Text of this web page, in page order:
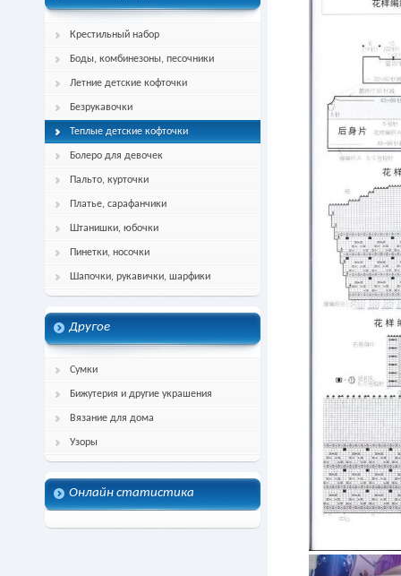
Крестильный набор
Боды, комбинезоны, песочники
Летние детские кофточки
Безрукавочки
Теплые детские кофточки
Болеро для девочек
Пальто, курточки
Платье, сарафанчики
Штанишки, юбочки
Пинетки, носочки
Шапочки, рукавички, шарфики
Другое
Сумки
Бижутерия и другие украшения
Вязание для дома
Узоры
Онлайн статистика